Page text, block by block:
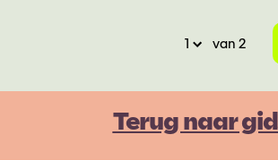
van 2
Terug naar